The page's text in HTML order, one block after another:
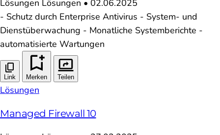
Lösungen Lösungen • 02.06.2025
- Schutz durch Enterprise Antivirus - System- und
Dienstüberwachung - Monatliche Systemberichte -
automatisierte Wartungen
Link Merken Teilen
Lösungen
Managed Firewall 10